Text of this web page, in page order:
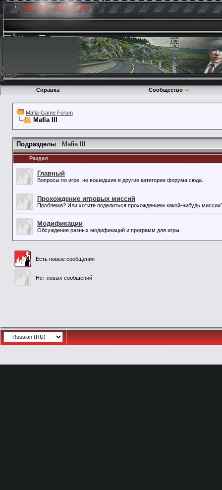
Справка Сообщество
Mafia-Game Forum
Mafia III
Подразделы : Mafia III
Раздел
Главный
Вопросы по игре, не вошедшие в другие категории форума сюда.
Прохождение игровых миссий
Проблема? Или хотите поделиться прохождением какой-нибудь
Модификации
Обсуждение разных модификаций и программ для игры.
Есть новые сообщения
Нет новых сообщений